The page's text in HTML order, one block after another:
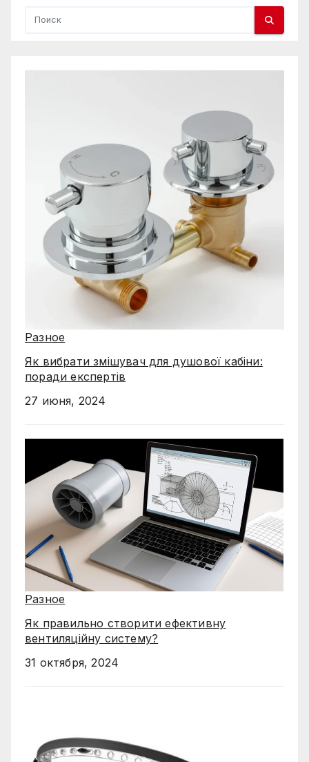
Разное
Як вибрати змішувач для душової кабіни:
поради експертів
27 июня, 2024
Разное
Як правильно створити ефективну
вентиляційну систему?
31 октября, 2024